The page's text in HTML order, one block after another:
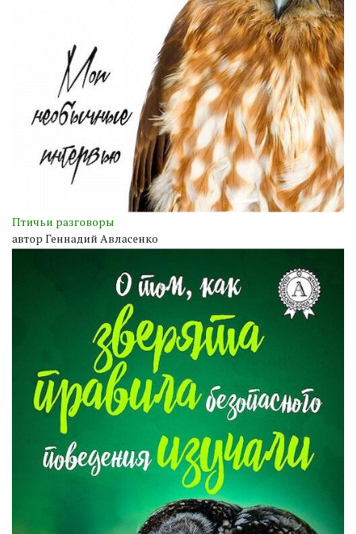
Птичьи разговоры
автор Геннадий Авласенко